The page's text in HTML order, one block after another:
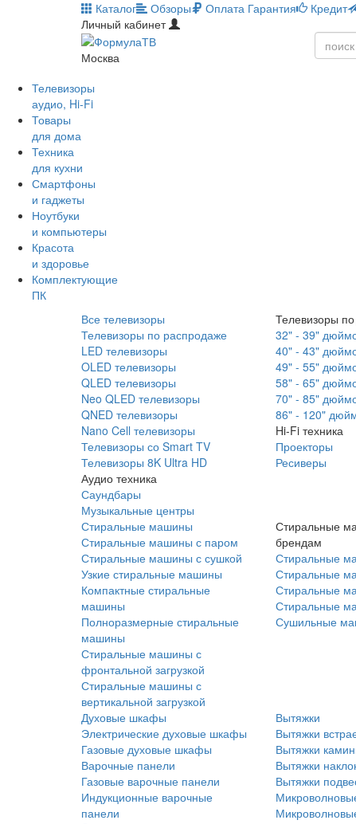
Каталог Обзоры Оплата Гарантия Кредит
Личный кабинет
Москва
Телевизоры
аудио, Hi-Fi
Товары
для дома
Техника
для кухни
Смартфоны
и гаджеты
Ноутбуки
и компьютеры
Красота
и здоровье
Комплектующие
ПК
Все телевизоры
Телевизоры по распродаже
LED телевизоры
OLED телевизоры
QLED телевизоры
Neo QLED телевизоры
QNED телевизоры
Nano Cell телевизоры
Телевизоры со Smart TV
Телевизоры 8K Ultra HD
Аудио техника
Саундбары
Музыкальные центры
Телевизоры
32" - 39"
40" - 43"
49" - 55"
58" - 65"
70" - 85"
86" - 120"
Hi-Fi техника
Проекторы
Ресиверы
Стиральные машины
Стиральные машины с паром
Стиральные машины с сушкой
Узкие стиральные машины
Компактные стиральные
машины
Полноразмерные стиральные
машины
Стиральные машины с
фронтальной загрузкой
Стиральные машины с
вертикальной загрузкой
Стиральные
брендам
Стиральные
Стиральные
Стиральные
Стиральные
Сушильные
Духовые шкафы
Электрические духовые шкафы
Газовые духовые шкафы
Варочные панели
Газовые варочные панели
Индукционные варочные
панели
Вытяжки
Вытяжки
Вытяжки
Вытяжки
Вытяжки